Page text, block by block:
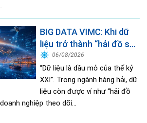
BIG DATA VIMC: Khi dữ
liệu trở thành “hải đồ số”
dẫn đường cho doanh
nghiệp hàng hải
06/08/2026
“Dữ liệu là dầu mỏ của thế kỷ
XXI”. Trong ngành hàng hải, dữ
liệu còn được ví như “hải đồ
nghiệp theo dõi...